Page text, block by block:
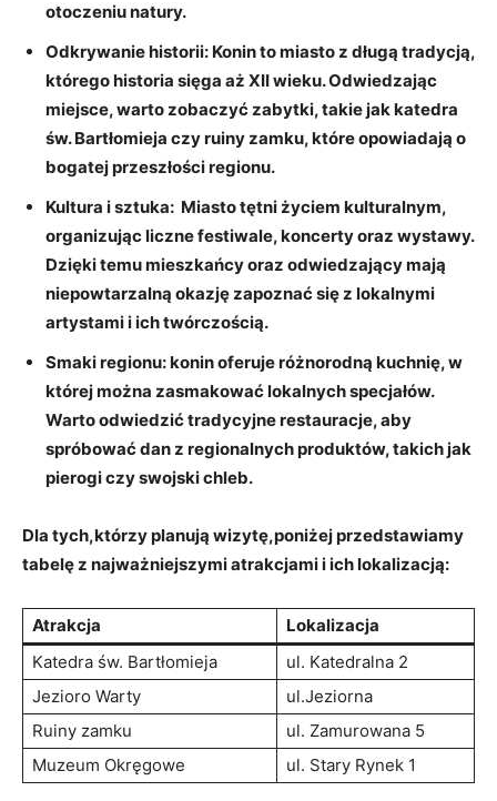
otoczeniu natury.
Odkrywanie historii: Konin ‌to miasto z długą ⁢tradycją,
którego historia sięga aż XII wieku. Odwiedzając
miejsce,⁣ warto ​zobaczyć zabytki, ‌takie jak katedra⁤
św. Bartłomieja ⁢czy‌ ruiny zamku, które ‍opowiadają‌ o
bogatej ‌przeszłości regionu.
Kultura⁤ i sztuka: ⁢ Miasto tętni‌ życiem kulturalnym,
⁣organizując liczne⁤ festiwale, koncerty oraz ​wystawy.
Dzięki ‍temu ⁢mieszkańcy oraz ​odwiedzający ‍mają
niepowtarzalną okazję zapoznać się z‌ lokalnymi
artystami​ i ich twórczością.
Smaki regionu:konin​ oferuje różnorodną kuchnię, w
której można zasmakować lokalnych specjałów.
Warto odwiedzić tradycyjne restauracje, ‌aby
‍spróbować dan z ⁢regionalnych produktów, takich jak
​pierogi czy ‌swojski chleb.
Dla tych,którzy planują wizytę,poniżej przedstawiamy⁣
tabelę z najważniejszymi atrakcjami i ich lokalizacją:
Atrakcja
Lokalizacja
Katedra św. Bartłomieja
ul. Katedralna 2
Jezioro⁤ Warty
ul.Jeziorna
Ruiny zamku
ul. Zamurowana 5
Muzeum Okręgowe
ul. ‍Stary Rynek 1